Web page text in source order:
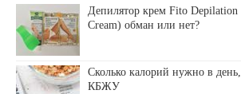
Депилятор крем Fito
Cream) обман или нет?
Сколько калорий нужно в
КБЖУ